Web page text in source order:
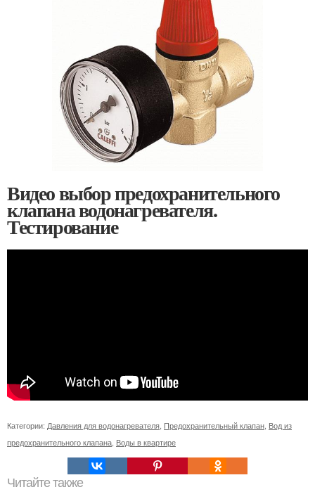
Видео выбор предохранительного
клапана водонагревателя.
Тестирование
Категории: Давления для водонагревателя Предохранительный клапан Вод из
предохранительного клапана Воды в квартире
Читайте также